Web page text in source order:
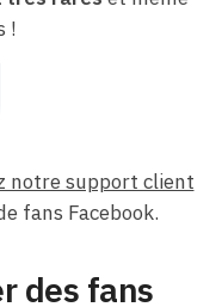
!
notre support client
fans Facebook.
des fans